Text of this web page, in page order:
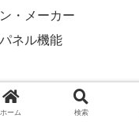
・メーカー
ネル機能
グローブを選ぶ
ホーム 検索